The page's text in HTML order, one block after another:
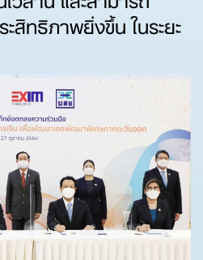
ทธิภาพยิ่งขึ้น ในระยะ